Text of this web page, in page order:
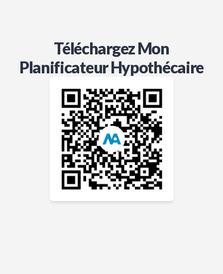
Téléchargez Mon
Planificateur Hypothécaire